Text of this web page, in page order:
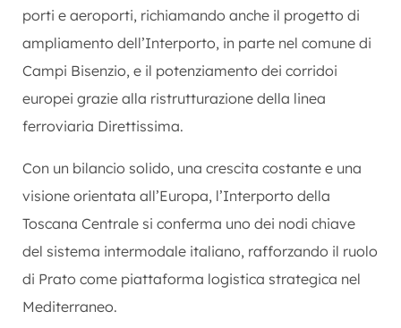
porti e aeroporti, richiamando anche il progetto di
ampliamento dell’Interporto, in parte nel comune di
Campi Bisenzio, e il potenziamento dei corridoi
europei grazie alla ristrutturazione della linea
ferroviaria Direttissima.
Con un bilancio solido, una crescita costante e una
visione orientata all’Europa, l’Interporto della
Toscana Centrale si conferma uno dei nodi chiave
del sistema intermodale italiano, rafforzando il ruolo
di Prato come piattaforma logistica strategica nel
Mediterraneo.